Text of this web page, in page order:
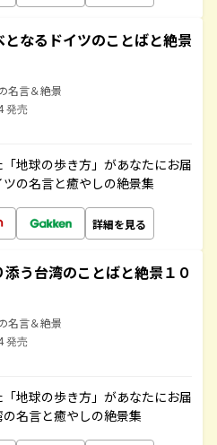
となるドイツのことばと絶景
名言＆絶景
発売
地球の歩き方」があなたにお届
の名言と癒やしの絶景集
詳細を見る
う台湾のことばと絶景１０
名言＆絶景
発売
地球の歩き方」があなたにお届
名言と癒やしの絶景集